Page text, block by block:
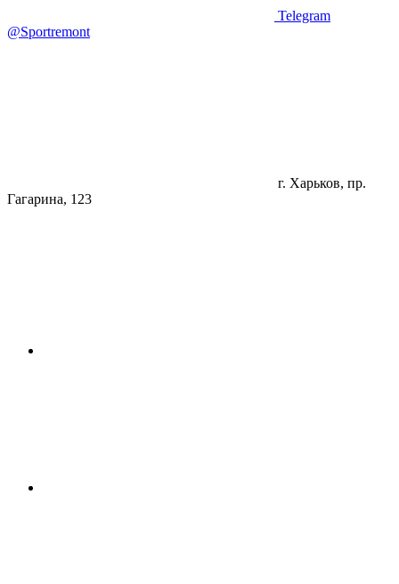
Telegram
@Sportremont
г. Харьков, пр.
Гагарина, 123